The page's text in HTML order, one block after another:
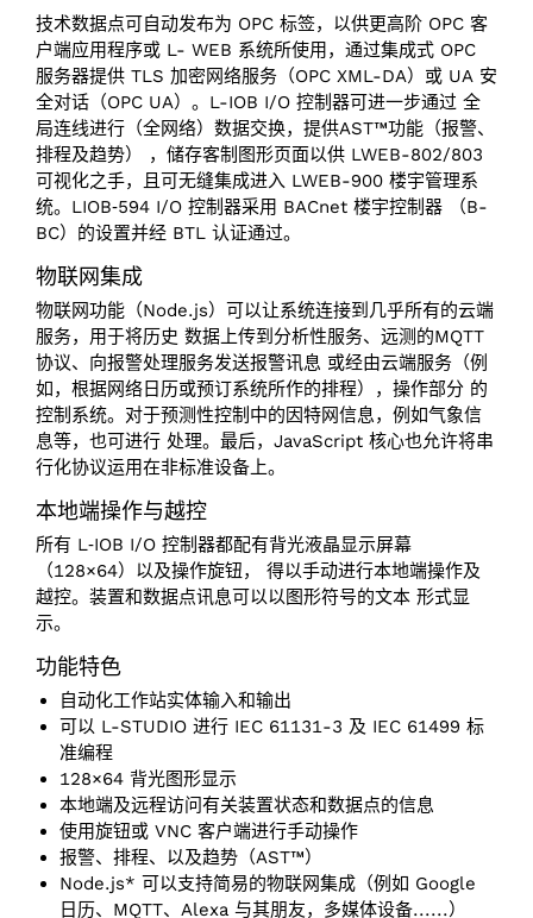
技术数据点可自动发布为 OPC 标签，以供更高阶 OPC 客
户端应用程序或 L- WEB 系统所使用，通过集成式 OPC
服务器提供 TLS 加密网络服务（OPC XML-DA）或 UA 安
全对话（OPC UA）。L-IOB I/O 控制器可进一步通过 全
局连线进行（全网络）数据交换，提供AST™功能（报警、
排程及趋势） ，储存客制图形页面以供 LWEB-802/803
可视化之手，且可无缝集成进入 LWEB-900 楼宇管理系
统。LIOB‑594 I/O 控制器采用 BACnet 楼宇控制器 （B-
BC）的设置并经 BTL 认证通过。
物联网集成
物联网功能（Node.js）可以让系统连接到几乎所有的云端
服务，用于将历史 数据上传到分析性服务、远测的MQTT
协议、向报警处理服务发送报警讯息 或经由云端服务（例
如，根据网络日历或预订系统所作的排程），操作部分 的
控制系统。对于预测性控制中的因特网信息，例如气象信
息等，也可进行 处理。最后，JavaScript 核心也允许将串
行化协议运用在非标准设备上。
本地端操作与越控
所有 L‑IOB I/O 控制器都配有背光液晶显示屏幕
（128×64）以及操作旋钮， 得以手动进行本地端操作及
越控。装置和数据点讯息可以以图形符号的文本 形式显
示。
功能特色
自动化工作站实体输入和输出
可以 L-STUDIO 进行 IEC 61131-3 及 IEC 61499 标
准编程
128×64 背光图形显示
本地端及远程访问有关装置状态和数据点的信息
使用旋钮或 VNC 客户端进行手动操作
报警、排程、以及趋势（AST™）
Node.js* 可以支持简易的物联网集成（例如 Google
日历、MQTT、Alexa 与其朋友，多媒体设备......）